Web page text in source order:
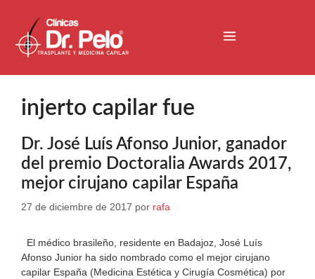
injerto capilar fue
Dr. José Luís Afonso Junior, ganador
del premio Doctoralia Awards 2017,
mejor cirujano capilar España
27 de diciembre de 2017 por rafa
El médico brasileño, residente en Badajoz, José Luís
Afonso Junior ha sido nombrado como el mejor cirujano
capilar España (Medicina Estética y Cirugía Cosmética) por